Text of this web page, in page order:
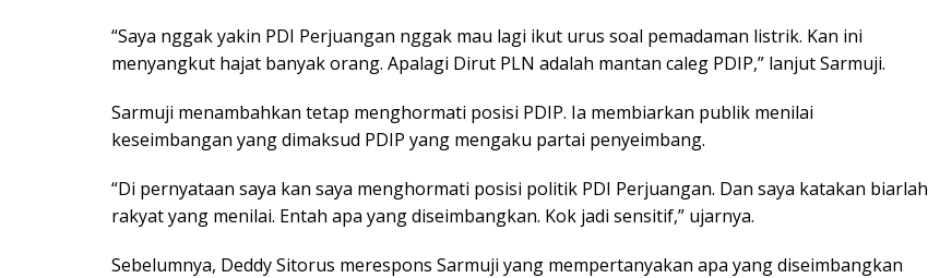
“Saya nggak yakin PDI Perjuangan nggak mau lagi ikut urus soal pemadaman listrik. Kan ini
menyangkut hajat banyak orang. Apalagi Dirut PLN adalah mantan caleg PDIP,” lanjut Sarmuji.
Sarmuji menambahkan tetap menghormati posisi PDIP. Ia membiarkan publik menilai
keseimbangan yang dimaksud PDIP yang mengaku partai penyeimbang.
“Di pernyataan saya kan saya menghormati posisi politik PDI Perjuangan. Dan saya katakan biarlah
rakyat yang menilai. Entah apa yang diseimbangkan. Kok jadi sensitif,” ujarnya.
Sebelumnya, Deddy Sitorus merespons Sarmuji yang mempertanyakan apa yang diseimbangkan